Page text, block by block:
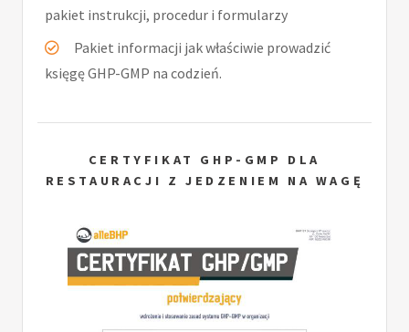
pakiet instrukcji, procedur i formularzy
Pakiet informacji jak właściwie prowadzić
księgę GHP-GMP na codzień.
CERTYFIKAT GHP-GMP DLA
RESTAURACJI Z JEDZENIEM NA WAGĘ